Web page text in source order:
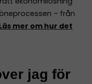
– från
mer om hur det
jag för